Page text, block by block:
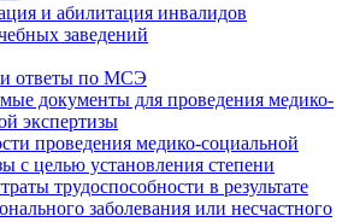
и абилитация инвалидов
заведений
ответы по МСЭ
документы для проведения медико-
экспертизы
проведения медико-социальной
с целью установления степени
трудоспособности в результате
заболевания или несчастного